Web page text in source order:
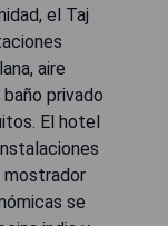
el Taj
aire
privado
El hotel
mostrador
se